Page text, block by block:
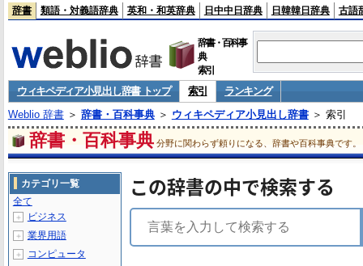
辞書 類語・対義語辞典 英和・和英辞典 日中中日辞典 日韓韓日辞典 古語
辞書・百科事
典
索引
ウィキペディア小見出し辞書 トップ 索引
ランキング
Weblio 辞書＞ 辞書・百科事典＞ ウィキペディア小見出し辞書＞ 索引
辞書・百科事典 分野に関わらず頼りになる、辞書や百科事典です。
この辞書の中で検索する
カテゴリ一覧
全て
＋ ビジネス
＋ 業界用語
＋ コンピュータ